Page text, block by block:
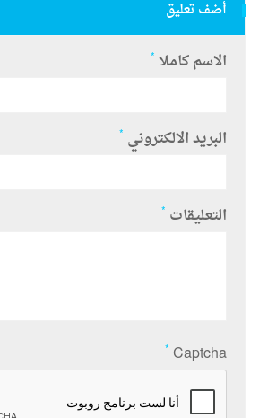
أضف تعليق
الاسم كاملا *
البريد الالكتروني *
التعليقات *
Captcha
*